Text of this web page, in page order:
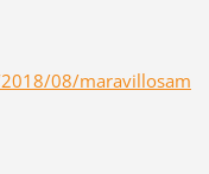
08/maravillosam